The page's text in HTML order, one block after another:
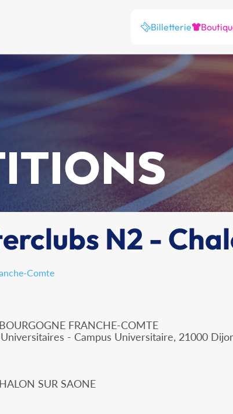
Billetterie
N2 -
Comte
FRANCHE-COMTE
- Campus Universitaire, 21000
SUR SAONE